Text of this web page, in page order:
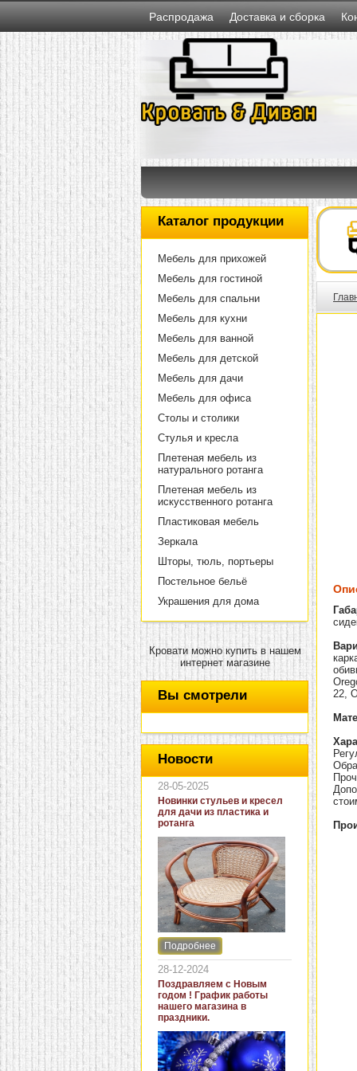
Распродажа Доставка и сборка
Каталог продукции
Мебель для прихожей
Мебель для гостиной
Мебель для спальни
Мебель для кухни
Мебель для ванной
Мебель для детской
Мебель для дачи
Мебель для офиса
Столы и столики
Стулья и кресла
Плетеная мебель из
натурального ротанга
Плетеная мебель из
искусственного ротанга
Пластиковая мебель
Зеркала
Шторы, тюль, портьеры
Постельное бельё
Украшения для дома
Кровати можно купить в нашем
интернет магазине
Вы смотрели
Новости
28-05-2025
Новинки стульев и кресел
для дачи из пластика и
ротанга
Интернет-магазин "Кровать
и диван" представляет
новинки стульев и кресел
для дачи. В ассортименте
представлены как
бюджетные модели из
пластика для дачи, так и
кресла для загородных
домов из натурального и
искусственного ротанга.
Подробнее
28-12-2024
Поздравляем с Новым
годом ! График работы
нашего магазина в
праздники.
22,